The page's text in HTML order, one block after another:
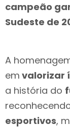
campeão
Sudeste de
A
em valorizar
a história do
esportivos,